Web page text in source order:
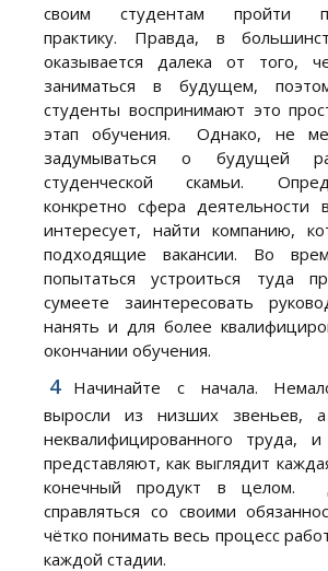
своим студентам пройти
практику. Правда, в
оказывается далека от того,
заниматься в будущем,
студенты воспринимают это
этап обучения. Однако, не
задумываться о будущей
студенческой скамьи.
конкретно сфера деятельности
интересует, найти компанию,
подходящие вакансии. Во
попытаться устроиться туда
сумеете заинтересовать
нанять и для более
окончании обучения.
Начинайте с начала.
выросли из низших звеньев,
неквалифицированного труда,
представляют, как выглядит
конечный продукт в целом.
справляться со своими
чётко понимать весь процесс
каждой стадии.